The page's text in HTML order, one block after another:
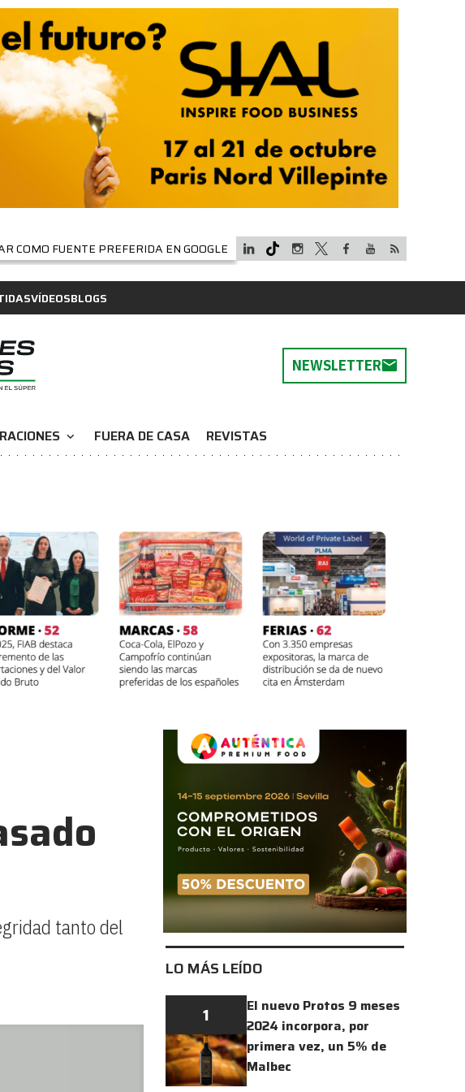
COMO FUENTE PREFERIDA EN GOOGLE
VÍDEOSBLOGS
NEWSLETTER
expand_more FUERA DE CASA REVISTAS
tanto del
LO MÁS LEÍDO
1
El nuevo Protos 9 meses
2024 incorpora, por
primera vez, un 5% de
Malbec